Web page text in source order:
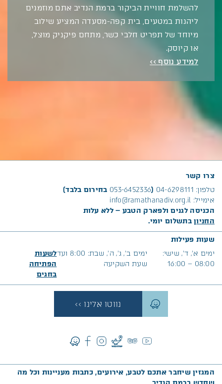
להשלמת חוויית הביקור ברמת הנדיב אתם מוזמנים
ליהנות במטעים, בית קפה-מסעדה המציע שילוב
מיוחד של תפריט חלבי כשר, מתחם פיקניק מוצל,
או קיוסק.
למידע נוסף >>
צרו קשר
טלפון: 04-6298111
(
053-6452336 בחירום בלבד)
אימייל: info@ramathanadiv.org.il
הכניסה לגנים ולפארק הטבע – ללא עלות
החניוןבתשלום יומי.
שעות פעילות
ימים א׳, ד’, שישי:
08:00 – 16:00
ימים ב’, ג’, ה’, שבת: 8:00 ועד
שעת השקיעה
לשעות
הפתיחה
בחגים
נווטו אלינו >>
המגזין שיחבר אתכם לטבע, אירועים, כתבות מעניינות וכל מה